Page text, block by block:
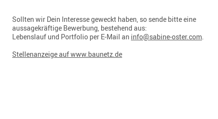
Sollten wir Dein Interesse geweckt haben, so sende bitte eine
aussagekräftige Bewerbung, bestehend aus:
Lebenslauf und Portfolio per E-Mail an info@sabine-oster.com
Stellenanzeige auf www.baunetz.de